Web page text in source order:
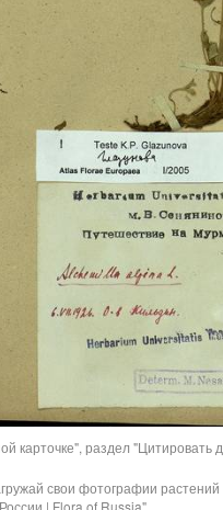
карточке", раздел "Цитировать
свои фотографии растений